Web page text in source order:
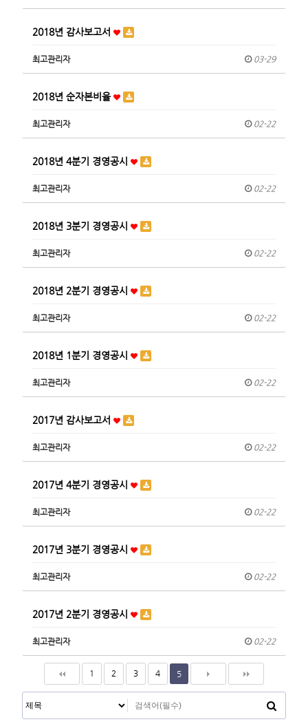
2018년 감사보고서
최고관리자 03-29
2018년 순자본비율
최고관리자 02-22
2018년 4분기 경영공시
최고관리자 02-22
2018년 3분기 경영공시
최고관리자 02-22
2018년 2분기 경영공시
최고관리자 02-22
2018년 1분기 경영공시
최고관리자 02-22
2017년 감사보고서
최고관리자 02-22
2017년 4분기 경영공시
최고관리자 02-22
2017년 3분기 경영공시
최고관리자 02-22
2017년 2분기 경영공시
최고관리자 02-22
1 2 3 4 5